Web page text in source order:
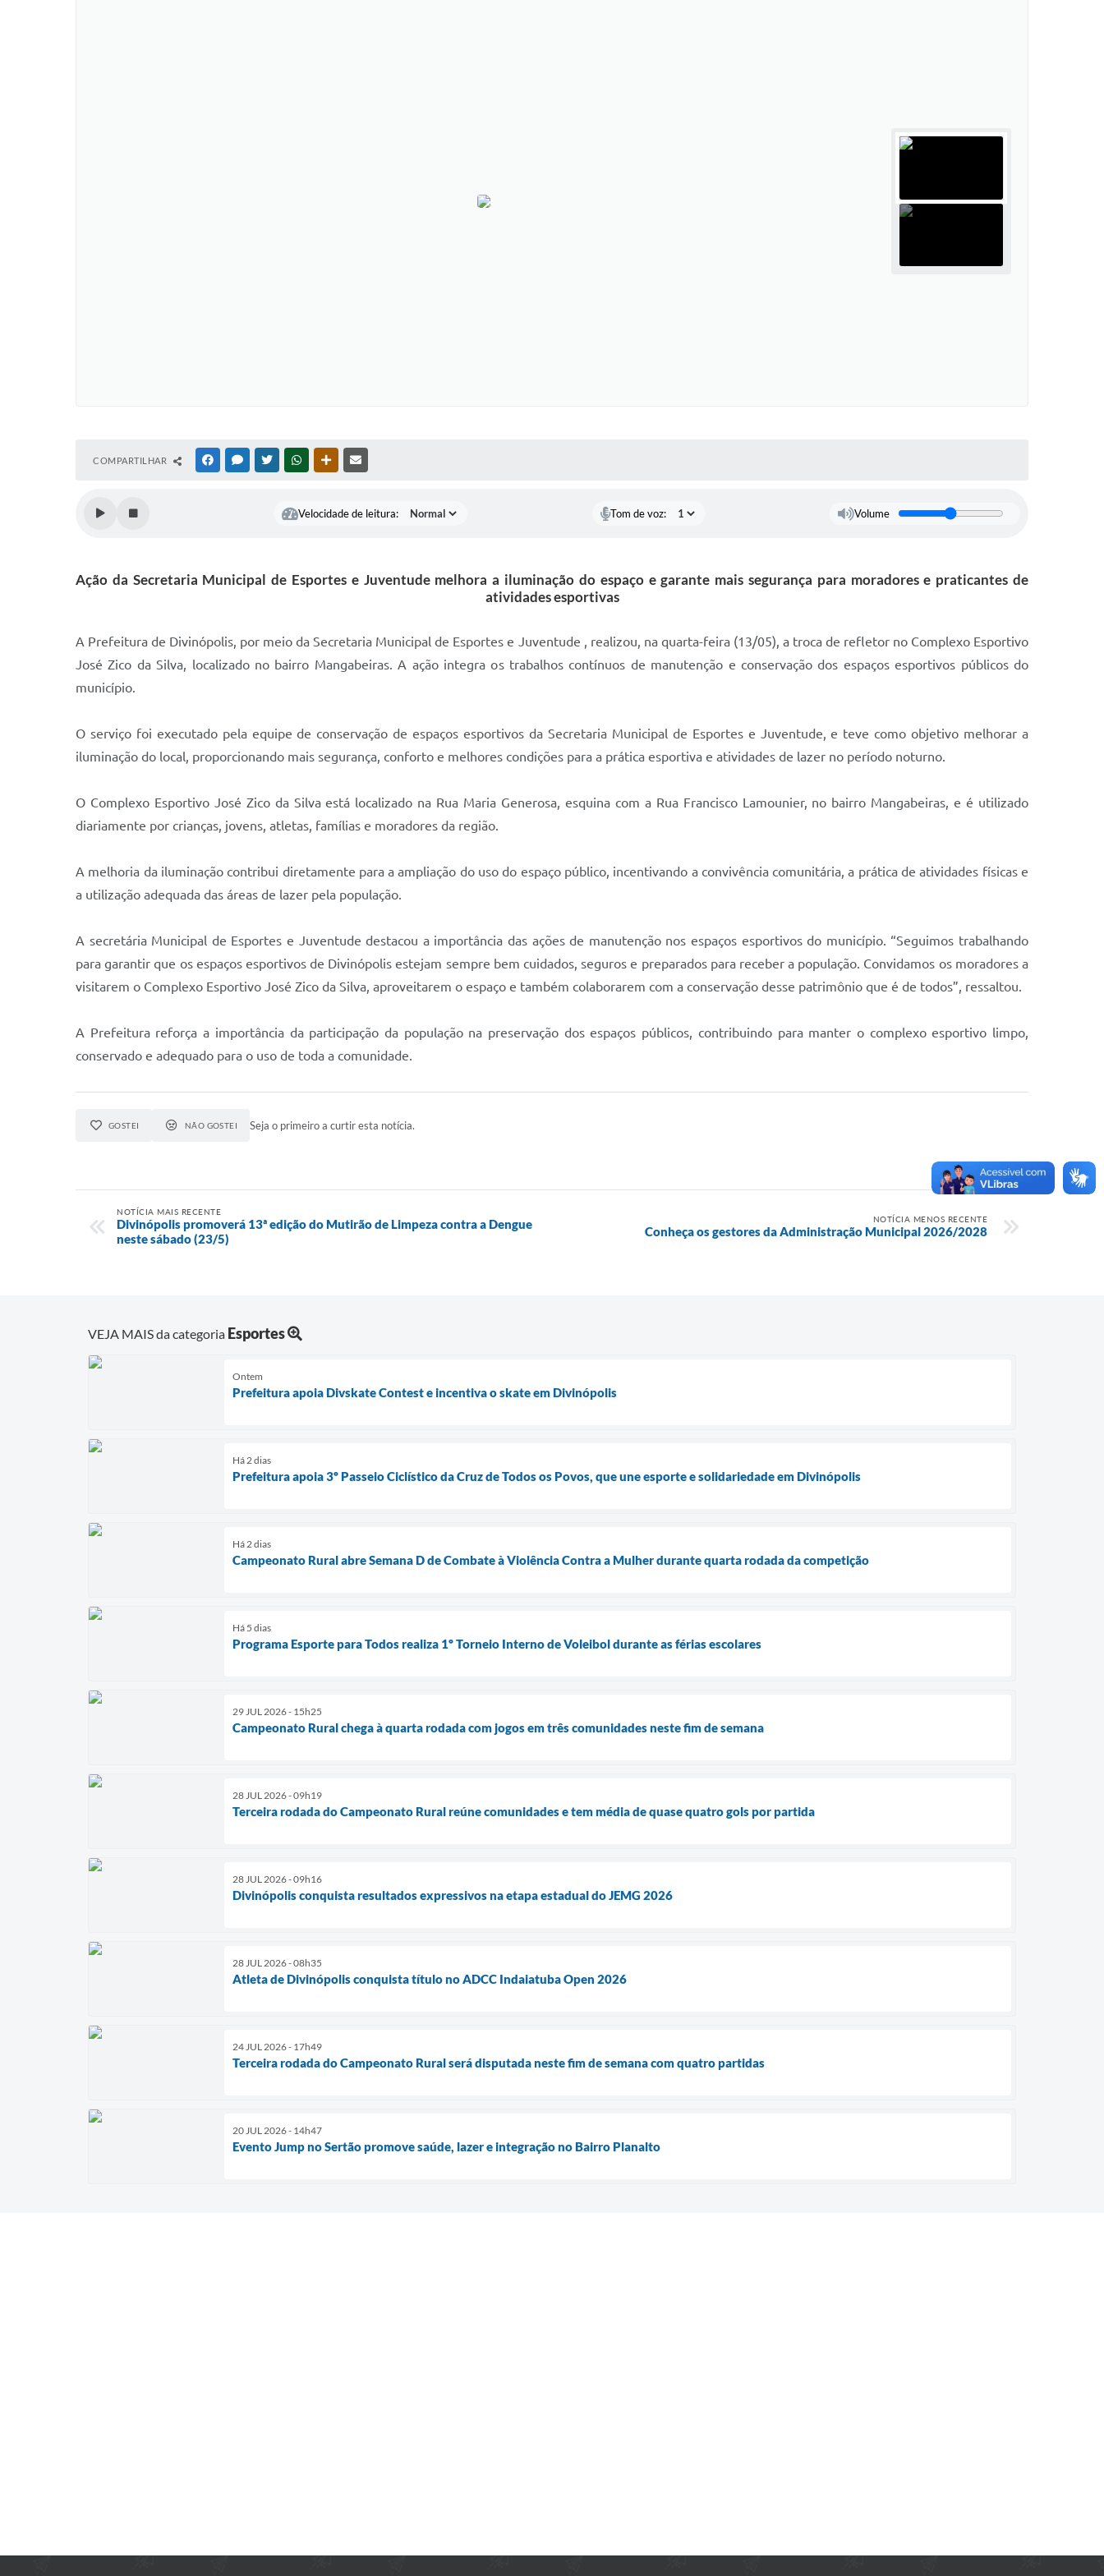
COMPARTILHAR FACEBOOKMESSENGER
TWITTERWHATSAPPOUTRAS MÍDIAS
Velocidade de leitura: Tom de voz: Volume
Ação da Secretaria Municipal de Esportes e Juventude melhora a iluminação do espaço e garante mais segurança para moradores e praticantes de
atividades esportivas
A Prefeitura de Divinópolis, por meio da Secretaria Municipal de Esportes e Juventude , realizou, na quarta-feira (13/05), a troca de refletor no Complexo Esportivo
José Zico da Silva, localizado no bairro Mangabeiras. A ação integra os trabalhos contínuos de manutenção e conservação dos espaços esportivos públicos do
município.
O serviço foi executado pela equipe de conservação de espaços esportivos da Secretaria Municipal de Esportes e Juventude, e teve como objetivo melhorar a
iluminação do local, proporcionando mais segurança, conforto e melhores condições para a prática esportiva e atividades de lazer no período noturno.
O Complexo Esportivo José Zico da Silva está localizado na Rua Maria Generosa, esquina com a Rua Francisco Lamounier, no bairro Mangabeiras, e é utilizado
diariamente por crianças, jovens, atletas, famílias e moradores da região.
A melhoria da iluminação contribui diretamente para a ampliação do uso do espaço público, incentivando a convivência comunitária, a prática de atividades físicas e
a utilização adequada das áreas de lazer pela população.
A secretária Municipal de Esportes e Juventude destacou a importância das ações de manutenção nos espaços esportivos do município. “Seguimos trabalhando
para garantir que os espaços esportivos de Divinópolis estejam sempre bem cuidados, seguros e preparados para receber a população. Convidamos os moradores a
visitarem o Complexo Esportivo José Zico da Silva, aproveitarem o espaço e também colaborarem com a conservação desse patrimônio que é de todos”, ressaltou.
A Prefeitura reforça a importância da participação da população na preservação dos espaços públicos, contribuindo para manter o complexo esportivo limpo,
conservado e adequado para o uso de toda a comunidade.
GOSTEI NÃO GOSTEI Seja o primeiro a curtir esta notícia.
NOTÍCIA MAIS RECENTE
Divinópolis promoverá 13ª edição do Mutirão de Limpeza contra a Dengue
neste sábado (23/5)
NOTÍCIA MENOS RECENTE
Conheça os gestores da Administração Municipal 2026/2028
VEJA MAIS da categoria Esportes
Ontem
Prefeitura apoia Divskate Contest e incentiva o skate em Divinópolis
Há 2 dias
Prefeitura apoia 3º Passeio Ciclístico da Cruz de Todos os Povos, que une esporte e solidariedade em Divinópolis
Há 2 dias
Campeonato Rural abre Semana D de Combate à Violência Contra a Mulher durante quarta rodada da competição
Há 5 dias
Programa Esporte para Todos realiza 1º Torneio Interno de Voleibol durante as férias escolares
29 JUL 2026 - 15h25
Campeonato Rural chega à quarta rodada com jogos em três comunidades neste fim de semana
28 JUL 2026 - 09h19
Terceira rodada do Campeonato Rural reúne comunidades e tem média de quase quatro gols por partida
28 JUL 2026 - 09h16
Divinópolis conquista resultados expressivos na etapa estadual do JEMG 2026
28 JUL 2026 - 08h35
Atleta de Divinópolis conquista título no ADCC Indaiatuba Open 2026
24 JUL 2026 - 17h49
Terceira rodada do Campeonato Rural será disputada neste fim de semana com quatro partidas
20 JUL 2026 - 14h47
Evento Jump no Sertão promove saúde, lazer e integração no Bairro Planalto